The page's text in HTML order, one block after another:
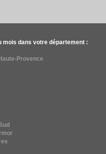
dans votre département :
Provence